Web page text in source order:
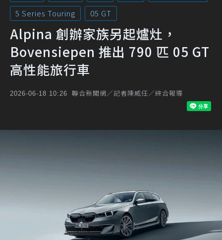
5 Series Touring
05 GT
Alpina 創辦家族另起爐灶，
Bovensiepen 推出 790 匹 05 GT
高性能旅行車
2026-06-18 10:26 聯合新聞網／記者陳威任／綜合報導